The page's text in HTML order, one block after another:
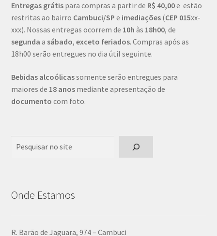
Entregas grátis para compras a partir de R$ 40,00e estão
restritas ao bairro Cambuci/SP e imediações(CEP 015xx-
xxx). Nossas entregas ocorrem de 10h às 18h00, de
segunda a sábado, exceto feriados. Compras após as
18h00 serão entregues no dia útil seguinte.
Bebidas alcoólicassomente serão entregues para
maiores de 18 anosmediante apresentação de
documento com foto.
Onde Estamos
R. Barão de Jaguara, 974 – Cambuci